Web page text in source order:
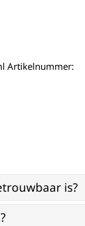
Artikelnummer:
is?